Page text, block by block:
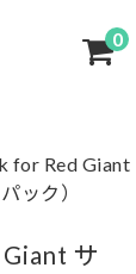
0
for Red Giant
ック）
サ